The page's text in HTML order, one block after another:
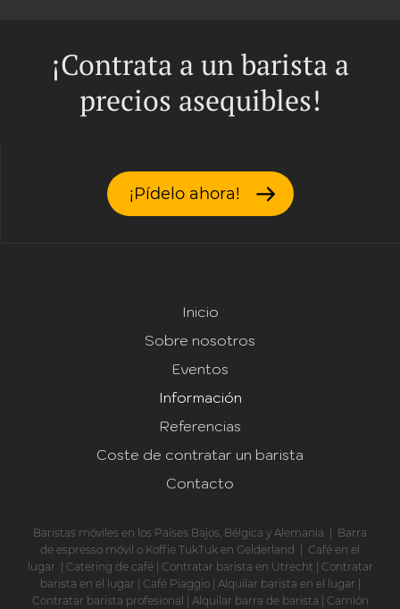
¡Contrata a un barista a
precios asequibles!
¡Pídelo ahora!
Inicio
Sobre nosotros
Eventos
Información
Referencias
Coste de contratar un barista
Contacto
Baristas móviles en los Países Bajos, Bélgica y Alemania
Barra
de espresso móvil o Koffie TukTuk en Gelderland
Café en el
lugar
Catering de café| Contratar barista en Utrecht
Contratar
barista en el lugar
Café Piaggio| Alquilar barista en el lugar
Contratar barista profesional
Alquilar barra de barista Camión